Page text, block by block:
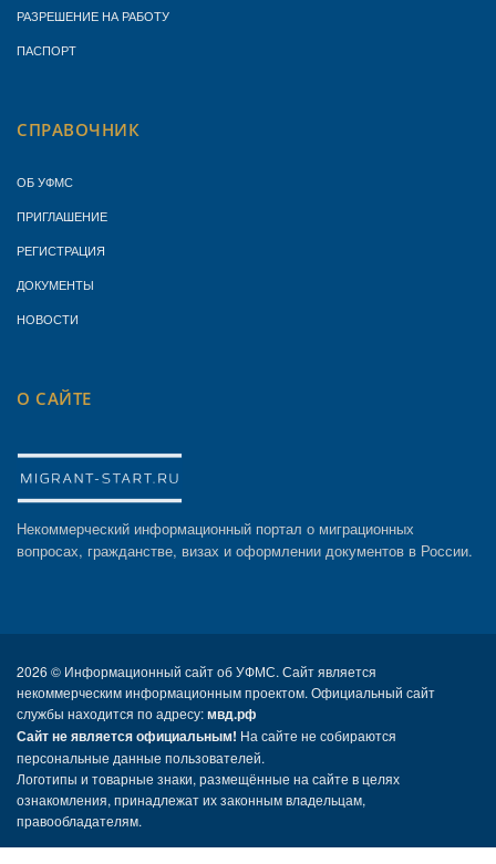
РАЗРЕШЕНИЕ НА РАБОТУ
ПАСПОРТ
СПРАВОЧНИК
ОБ УФМС
ПРИГЛАШЕНИЕ
РЕГИСТРАЦИЯ
ДОКУМЕНТЫ
НОВОСТИ
О САЙТЕ
Некоммерческий информационный портал о миграционных
вопросах, гражданстве, визах и оформлении документов в России.
2026 © Информационный сайт об УФМС. Сайт является
некоммерческим информационным проектом. Официальный сайт
службы находится по адресу:мвд.рф
Сайт не является официальным! На сайте не собираются
персональные данные пользователей.
Логотипы и товарные знаки, размещённые на сайте в целях
ознакомления, принадлежат их законным владельцам,
правообладателям.